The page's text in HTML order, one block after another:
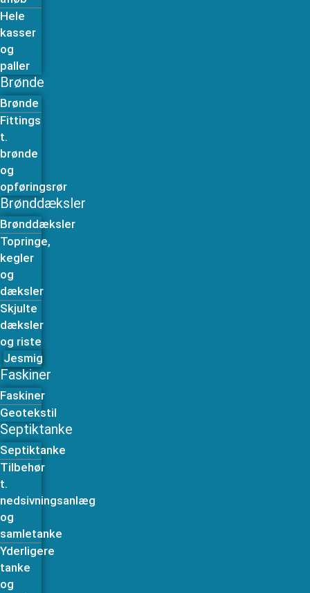
Hele
kasser
og
paller
Brønde
Brønde
Fittings
t.
brønde
og
opføringsrør
Brønddæksler
Brønddæksler
Topringe,
kegler
og
dæksler
Skjulte
dæksler
og riste
Jesmig
Faskiner
Faskiner
Geotekstil
Septiktanke
Septiktanke
Tilbehør
t.
nedsivningsanlæg
og
samletanke
Yderligere
tanke
og